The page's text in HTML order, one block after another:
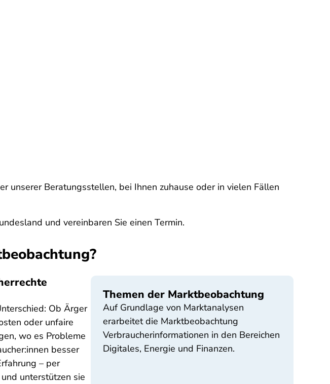
unserer Beratungsstellen, bei Ihnen zuhause oder in vielen Fällen
und vereinbaren Sie einen Termin.
Ob Ärger
oder unfaire
wo es Probleme
besser
– per
unterstützen sie
Themen der Marktbeobachtung
Auf Grundlage von Marktanalysen
erarbeitet die Marktbeobachtung
Verbraucherinformationen in den Bereichen
Digitales, Energie und Finanzen.